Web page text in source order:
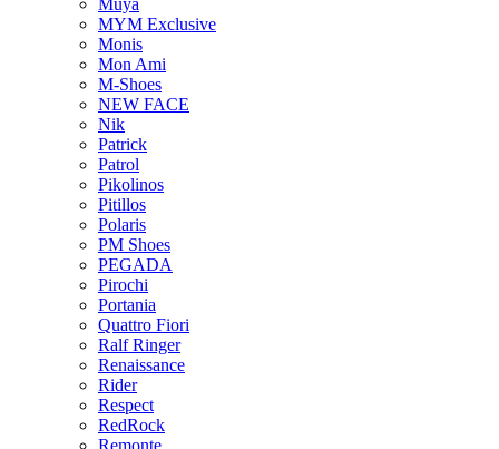
Muya
MYM Exclusive
Monis
Mon Ami
M-Shoes
NEW FACE
Nik
Patrick
Patrol
Pikolinos
Pitillos
Polaris
PM Shoes
PEGADA
Pirochi
Portania
Quattro Fiori
Ralf Ringer
Renaissance
Rider
Respect
RedRock
Remonte